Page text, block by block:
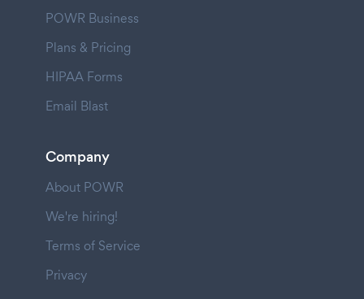
POWR Business
Plans & Pricing
HIPAA Forms
Email Blast
Company
About POWR
We're hiring!
Terms of Service
Privacy